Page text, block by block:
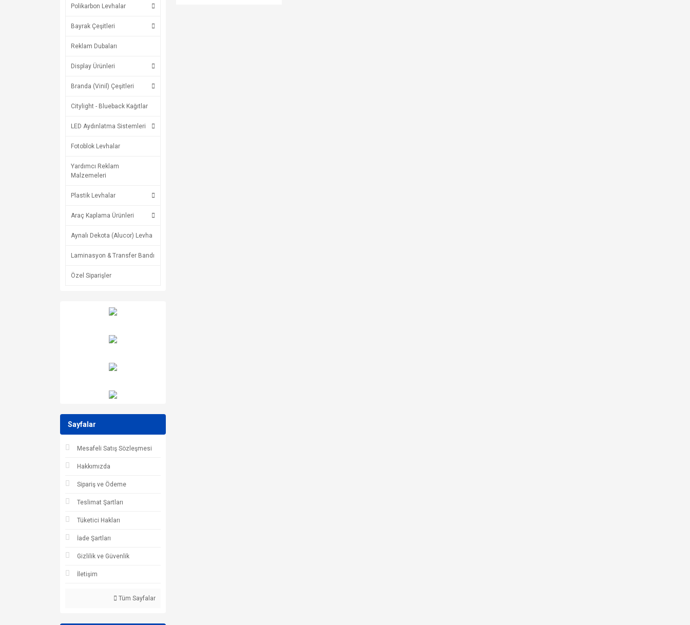
Polikarbon Levhalar
Bayrak Çeşitleri
Reklam Dubaları
Display Ürünleri
Branda (Vinil) Çeşitleri
Citylight - Blueback Kağıtlar
LED Aydınlatma Sistemleri
Fotoblok Levhalar
Yardımcı Reklam
Malzemeleri
Plastik Levhalar
Araç Kaplama Ürünleri
Aynalı Dekota (Alucor) Levha
Laminasyon & Transfer Bandı
Özel Siparişler
Sayfalar
Mesafeli Satış Sözleşmesi
Hakkımızda
Sipariş ve Ödeme
Teslimat Şartları
Tüketici Hakları
İade Şartları
Gizlilik ve Güvenlik
İletişim
Tüm Sayfalar